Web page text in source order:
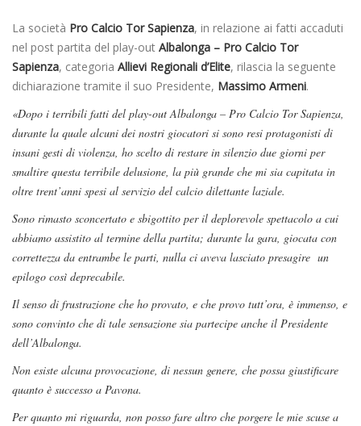
La società Pro Calcio Tor Sapienza, in relazione ai fatti accaduti
nel post partita del play-out Albalonga – Pro Calcio Tor
Sapienza, categoria Allievi Regionali d’Elite, rilascia la seguente
dichiarazione tramite il suo Presidente, Massimo Armeni.
«Dopo i terribili fatti del play-out Albalonga – Pro Calcio Tor Sapienza,
durante la quale alcuni dei nostri giocatori si sono resi protagonisti di
insani gesti di violenza, ho scelto di restare in silenzio due giorni per
smaltire questa terribile delusione, la più grande che mi sia capitata in
oltre trent’anni spesi al servizio del calcio dilettante laziale.
Sono rimasto sconcertato e sbigottito per il deplorevole spettacolo a cui
abbiamo assistito al termine della partita; durante la gara, giocata con
correttezza da entrambe le parti, nulla ci aveva lasciato presagire un
epilogo così deprecabile.
Il senso di frustrazione che ho provato, e che provo tutt’ora, è immenso, e
sono convinto che di tale sensazione sia partecipe anche il Presidente
dell’Albalonga.
Non esiste alcuna provocazione, di nessun genere, che possa giustificare
quanto è successo a Pavona.
Per quanto mi riguarda, non posso fare altro che porgere le mie scuse a